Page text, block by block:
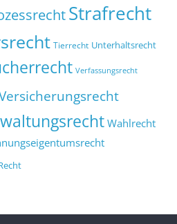
Strafrecht
Tierrecht Unterhaltsrecht
Verfassungsrecht
Wahlrecht